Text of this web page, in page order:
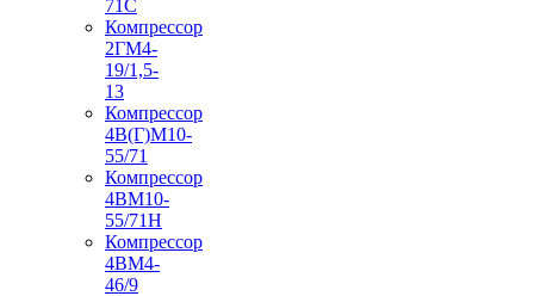
71С
Компрессор
2ГМ4-
19/1,5-
13
Компрессор
4В(Г)М10-
55/71
Компрессор
4ВМ10-
55/71Н
Компрессор
4ВМ4-
46/9